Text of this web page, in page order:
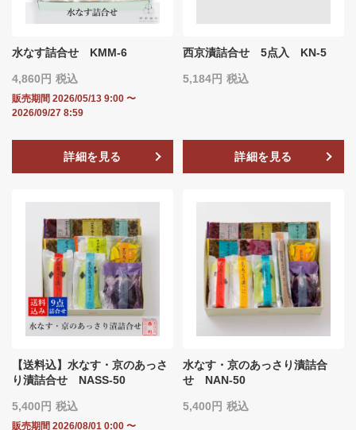
水なす詰合せ KMM-6
4,860 税込
販売期間 2026/05/13 9:00 〜
2026/09/27 8:59
詳細を見る
西京漬詰合せ 5点入 KN-5
5,184 税込
詳細を見る
【送料込】水なす・京のあっさ
り漬詰合せ NASS-50
5,400 税込
販売期間 2026/08/01 0:00 〜
水なす・京のあっさり漬詰合
せ NAN-50
5,400 税込